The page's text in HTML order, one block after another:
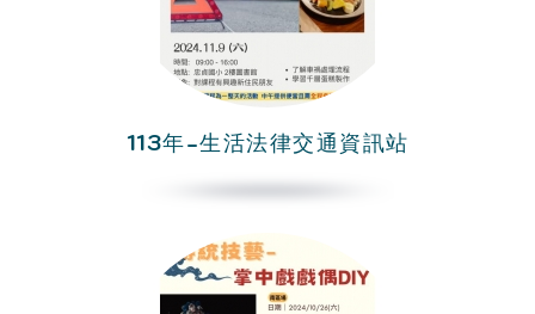
113年-生活法律交通資訊站